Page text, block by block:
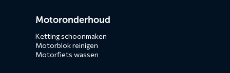
Motoronderhoud
Ketting schoonmaken
Motorblok reinigen
Motorfiets wassen